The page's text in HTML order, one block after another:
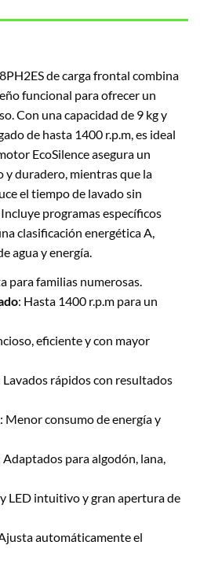
de carga frontal combina
funcional para ofrecer un
Con una capacidad de 9 kg y
de hasta 1400 r.p.m, es ideal
EcoSilence asegura un
duradero, mientras que la
el tiempo de lavado sin
programas específicos
clasificación energética A,
agua y energía.
para familias numerosas.
: Hasta 1400 r.p.m para un
eficiente y con mayor
Lavados rápidos con resultados
: Menor consumo de energía y
Adaptados para algodón, lana,
LED intuitivo y gran apertura de
automáticamente el